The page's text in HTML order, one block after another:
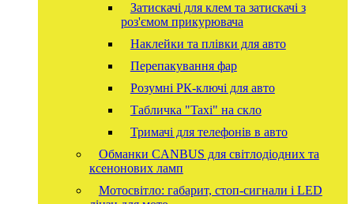
Затискачі для клем та затискачі з
роз'ємом прикурювача
Наклейки та плівки для авто
Перепакування фар
Розумні РК-ключі для авто
Табличка "Taxi" на скло
Тримачі для телефонів в авто
Обманки CANBUS для світлодіодних та
ксенонових ламп
Мотосвітло: габарит, стоп-сигнали і LED